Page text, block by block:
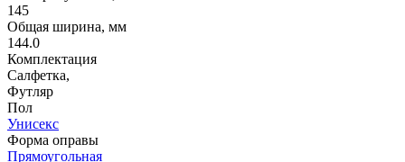
145
Общая ширина, мм
144.0
Комплектация
Салфетка,
Футляр
Пол
Унисекс
Форма оправы
Прямоугольная